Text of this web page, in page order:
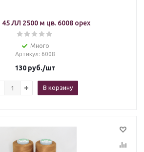
45 ЛЛ 2500 м цв. 6008 орех
Много
Артикул: 6008
130руб./шт
В корзину